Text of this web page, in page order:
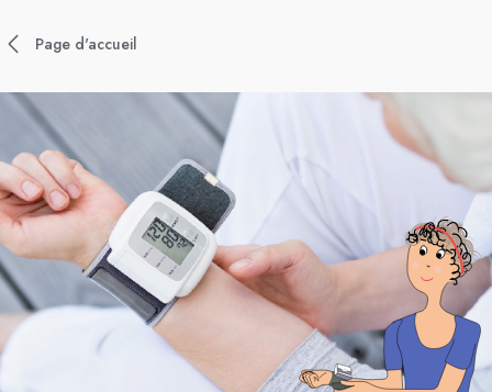
Page d'accueil